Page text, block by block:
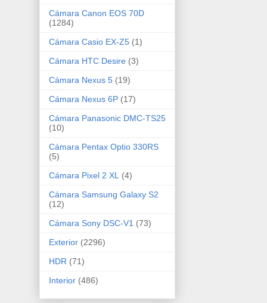
Cámara Canon EOS 70D
(1284)
Cámara Casio EX-Z5 (1)
Cámara HTC Desire (3)
Cámara Nexus 5 (19)
Cámara Nexus 6P (17)
Cámara Panasonic DMC-TS25
(10)
Cámara Pentax Optio 330RS
(5)
Cámara Pixel 2 XL
(4)
Cámara Samsung Galaxy S2
(12)
Cámara Sony DSC-V1 (73)
Exterior (2296)
HDR (71)
Interior (486)